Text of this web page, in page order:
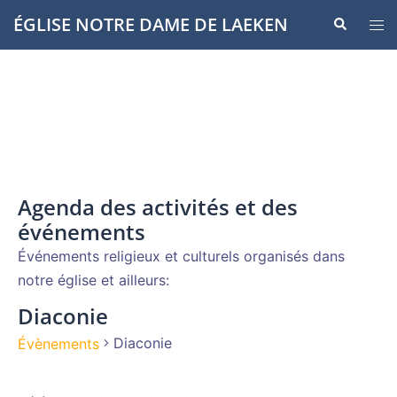
Aller
auÉGLISE NOTRE DAME DE LAEKEN
le
Agenda des activités et des
événements
Événements religieux et culturels organisés dans
notre église et ailleurs:
Diaconie
Évènements Diaconie